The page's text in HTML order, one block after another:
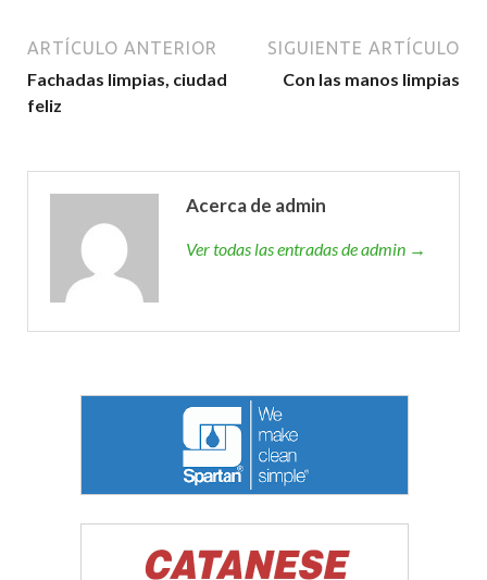
ARTÍCULO ANTERIOR
Fachadas limpias, ciudad
feliz
SIGUIENTE ARTÍCULO
Con las manos limpias
Acerca de admin
Ver todas las entradas de admin →